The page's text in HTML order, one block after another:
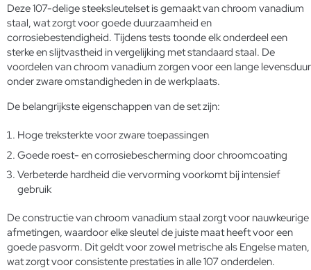
Deze 107-delige steeksleutelset is gemaakt van chroom vanadium
staal, wat zorgt voor goede duurzaamheid en
corrosiebestendigheid. Tijdens tests toonde elk onderdeel een
sterke en slijtvastheid in vergelijking met standaard staal. De
voordelen van chroom vanadium zorgen voor een lange levensduur
onder zware omstandigheden in de werkplaats.
De belangrijkste eigenschappen van de set zijn:
Hoge treksterkte voor zware toepassingen
Goede roest- en corrosiebescherming door chroomcoating
Verbeterde hardheid die vervorming voorkomt bij intensief
gebruik
De constructie van chroom vanadium staal zorgt voor nauwkeurige
afmetingen, waardoor elke sleutel de juiste maat heeft voor een
goede pasvorm. Dit geldt voor zowel metrische als Engelse maten,
wat zorgt voor consistente prestaties in alle 107 onderdelen.